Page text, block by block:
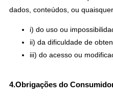
dados, conteúdos, ou
i) do uso ou
ii) da dificuldade de
iii) do acesso ou
4.Obrigações do